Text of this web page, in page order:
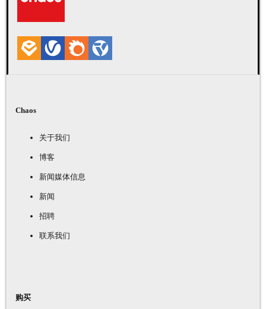
Chaos
关于我们
博客
新闻媒体信息
新闻
招聘
联系我们
购买